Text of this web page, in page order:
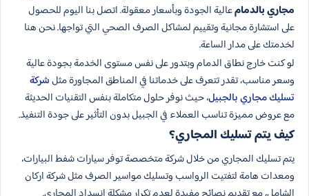
مجاري بالدمامعالية الجودة وبأسعار معقولة. اتصل بنا اليوم للحصول
على استشارة مجانية وتقييم لمشاكل الصرف الصحي التي تواجها. نحن هنا
لخدمتك على مدار الساعة.
لو كنت خارج نطاق الدمام وبتدور على نفس مستوى الخدمة بجودة عالية
وسعر مناسب، تقدر تتعرف على خدماتنا في المناطق المجاورة مثلشركة
تسليك مجاري بالجبيل، حيث نوفر حلول متكاملة بنفس التقنيات الحديثة
مع عروض مميزة تناسب العملاء في الجبيل بدون التأثير على جودة التنفيذ.
كيف يتم تسليك المجاري؟
يتم تسليك المجاري من خلال شركة متخصصة توفر سيارات شفط البيارات،
ومعدات هامة لتفتيت الرواسب وتسليك مواسير الصرف مثل شركة اركان